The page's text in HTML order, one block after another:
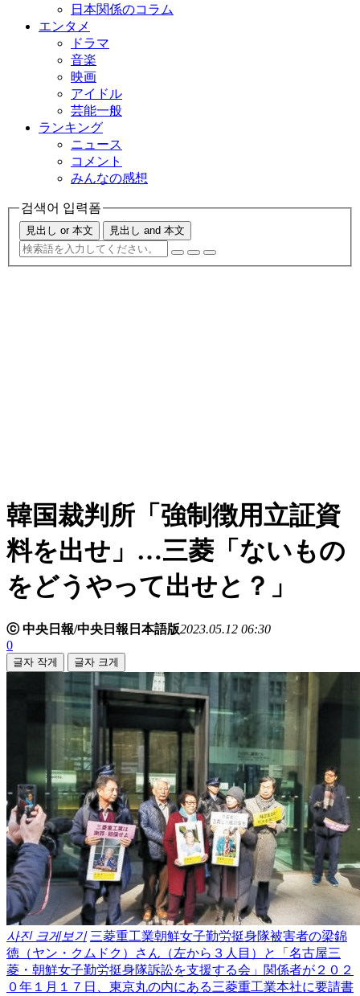
日本関係のコラム
エンタメ
ドラマ
音楽
映画
アイドル
芸能一般
ランキング
ニュース
コメント
みんなの感想
검색어 입력폼
見出し or 本文 見出し and 本文
韓国裁判所「強制徴用立証資
料を出せ」…三菱「ないもの
をどうやって出せと？」
ⓒ 中央日報/中央日報日本語版2023.05.12 06:30
0
글자 작게 글자 크게
사진 크게보기 三菱重工業朝鮮女子勤労挺身隊被害者の梁錦
徳（ヤン・クムドク）さん（左から３人目）と「名古屋三
菱・朝鮮女子勤労挺身隊訴訟を支援する会」関係者が２０２
０年１月１７日、東京丸の内にある三菱重工業本社に要請書